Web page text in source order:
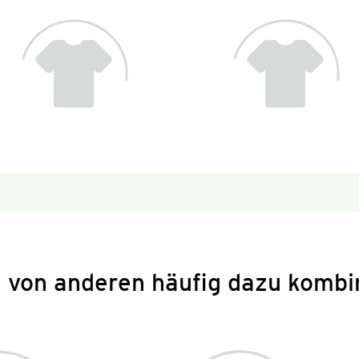
von anderen häufig dazu